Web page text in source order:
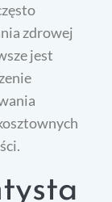
zdrowej
jest